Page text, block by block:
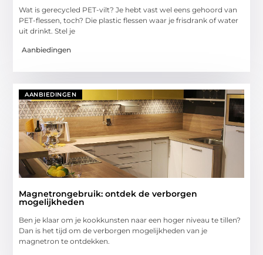
Wat is gerecycled PET-vilt? Je hebt vast wel eens gehoord van
PET-flessen, toch? Die plastic flessen waar je frisdrank of water
uit drinkt. Stel je
Aanbiedingen
AANBIEDINGEN
Magnetrongebruik: ontdek de verborgen
mogelijkheden
Ben je klaar om je kookkunsten naar een hoger niveau te tillen?
Dan is het tijd om de verborgen mogelijkheden van je
magnetron te ontdekken.